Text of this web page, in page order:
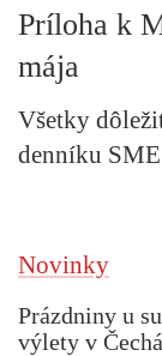
Príloha k
mája
Všetky
denníku
Novinky
Prázdniny u
výlety v